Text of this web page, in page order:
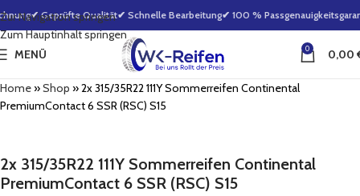
Zur Navigation springen
Zum Hauptinhalt springen
✔ Geprüfte Qualität✔ Schnelle Bearbeitung✔ 100 %
MENÜ 0 0,00
Home»Shop »2x 315/35R22 111Y Sommerreifen Continental
PremiumContact 6 SSR (RSC) S15
2x 315/35R22 111Y Sommerreifen Continental
PremiumContact 6 SSR (RSC) S15